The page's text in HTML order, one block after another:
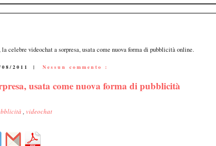
celebre videochat a sorpresa, usata come nuova forma di pubblicità online.
2011 | Nessun commento :
usata come nuova forma di pubblicità
, videochat